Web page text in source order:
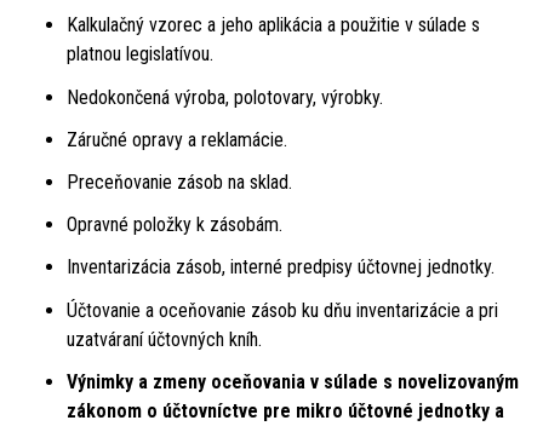
Kalkulačný vzorec a jeho aplikácia a použitie v súlade s
platnou legislatívou.
Nedokončená výroba, polotovary, výrobky.
Záručné opravy a reklamácie.
Preceňovanie zásob na sklad.
Opravné položky k zásobám.
Inventarizácia zásob, interné predpisy účtovnej jednotky.
Účtovanie a oceňovanie zásob ku dňu inventarizácie a pri
uzatváraní účtovných kníh.
Výnimky a zmeny oceňovania v súlade s novelizovaným
zákonom o účtovníctve pre mikro účtovné jednotky a